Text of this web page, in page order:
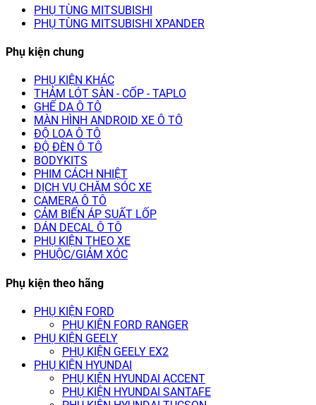
PHỤ TÙNG MITSUBISHI
PHỤ TÙNG MITSUBISHI XPANDER
Phụ kiện chung
PHỤ KIỆN KHÁC
THẢM LÓT SÀN - CỐP - TAPLO
GHẾ DA Ô TÔ
MÀN HÌNH ANDROID XE Ô TÔ
ĐỘ LOA Ô TÔ
ĐỘ ĐÈN Ô TÔ
BODYKITS
PHIM CÁCH NHIỆT
DỊCH VỤ CHĂM SÓC XE
CAMERA Ô TÔ
CẢM BIẾN ÁP SUẤT LỐP
DÁN DECAL Ô TÔ
PHỤ KIỆN THEO XE
PHUỘC/GIẢM XÓC
Phụ kiện theo hãng
PHỤ KIỆN FORD
PHỤ KIỆN FORD RANGER
PHỤ KIỆN GEELY
PHỤ KIỆN GEELY EX2
PHỤ KIỆN HYUNDAI
PHỤ KIỆN HYUNDAI ACCENT
PHỤ KIỆN HYUNDAI SANTAFE